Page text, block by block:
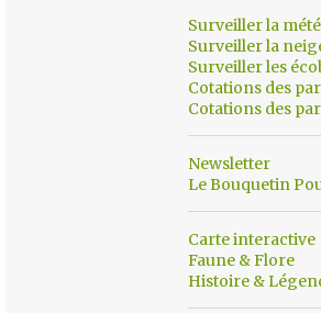
Surveiller la
Surveiller la
Surveiller les
Cotations des
Cotations des
Newsletter
Le Bouquetin
Carte interactive
Faune & Flore
Histoire &